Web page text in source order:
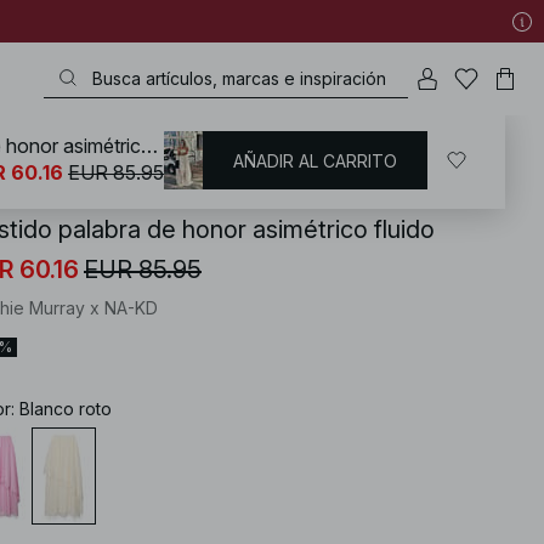
/ Vestidos / Vestidos palabra de honor
palabra de honor asimétrico fluido
60.16 EUR 85.95
Murray x NA-KD
: Blanco roto
Vestido palabra de honor asimétrico fluido
60.16 EUR 85.95 AÑADIR AL CARRITO